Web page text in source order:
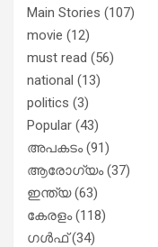
Main Stories (107)
movie (12)
must read (56)
national (13)
politics (3)
Popular (43)
അപകടം(91)
ആരോഗ്യം(37)
ഇന്ത്യ(63)
കേരളം(118)
ഗൾഫ്(34)